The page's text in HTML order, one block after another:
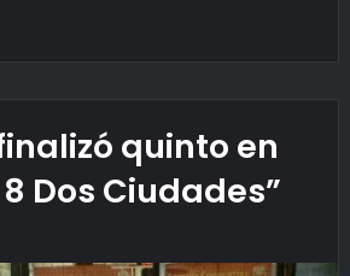
quinto en
Dos Ciudades”